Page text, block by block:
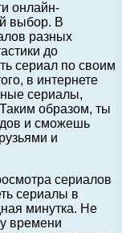
онлайн-
выбор. В
разных
до
сериал по своим
в интернете
сериалы,
образом, ты
и сможешь
и
сериалов
сериалы в
минутка. Не
времени